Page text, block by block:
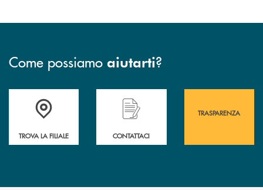
Come possiamo aiutarti?
Accedi all' elenco completo&nbsp; delle&nbsp; filiali&nbsp; di Banca
TROVA LA FILIALE
Hai bisogno di assistenza immediata?
CONTATTACI
TRASPARENZA